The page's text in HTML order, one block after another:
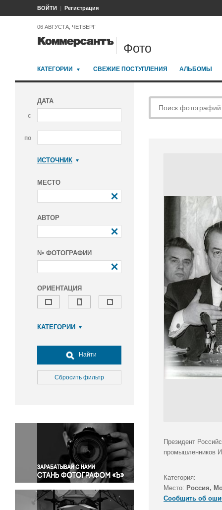
ВОЙТИ Регистрация
06 АВГУСТА, ЧЕТВЕРГ
Фото
КАТЕГОРИИ СВЕЖИЕ ПОСТУПЛЕНИЯ АЛЬБОМЫ
ДАТА
с
по
ИСТОЧНИК
МЕСТО
АВТОР
№ ФОТОГРАФИИ
ОРИЕНТАЦИЯ
КАТЕГОРИИ
Досуг, туризм и отдых
Культура
Медицина
Окружающая среда
Политика
Правосудие
Происшествия и конфликты
Религия
Светская жизнь
Спорт
Найти
Сбросить фильтр
Президент
промышленников
Категория:
Место: Россия,
Сообщить об